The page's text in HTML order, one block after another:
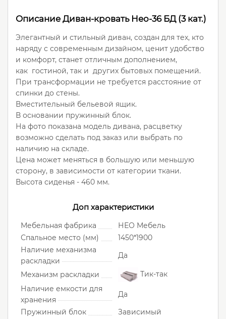
Описание Диван-кровать Нео-36 БД (3 кат.)
Элегантный и стильный диван, создан для тех, кто
наряду с современным дизайном, ценит удобство
и комфорт, станет отличным дополнением,
как гостиной, так и других бытовых помещений.
При трансформации не требуется расстояние от
спинки до стены.
Вместительный бельевой ящик.
В основании пружинный блок.
На фото показана модель дивана, расцветку
возможно сделать под заказ или выбрать по
наличию на складе.
Цена может меняться в большую или меньшую
сторону, в зависимости от категории ткани.
Высота сиденья - 460 мм.
Доп характеристики
Мебельная фабрика
НЕО Мебель
Спальное место (мм)
1450*1900
Наличие механизма
раскладки
Да
Механизм раскладки
Тик-так
Наличие емкости для
хранения
Да
Пружинный блок
Зависимый